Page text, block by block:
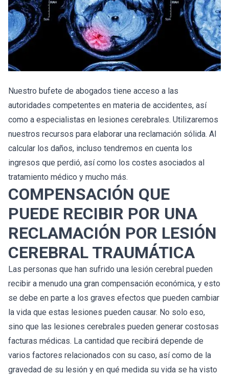
Nuestro bufete de abogados tiene acceso a las
autoridades competentes en materia de accidentes, así
como a especialistas en lesiones cerebrales. Utilizaremos
nuestros recursos para elaborar una reclamación sólida. Al
calcular los daños, incluso tendremos en cuenta los
ingresos que perdió, así como los costes asociados al
tratamiento médico y mucho más.
COMPENSACIÓN QUE
PUEDE RECIBIR POR UNA
RECLAMACIÓN POR LESIÓN
CEREBRAL TRAUMÁTICA
Las personas que han sufrido una lesión cerebral pueden
recibir a menudo una gran compensación económica, y esto
se debe en parte a los graves efectos que pueden cambiar
la vida que estas lesiones pueden causar. No solo eso,
sino que las lesiones cerebrales pueden generar costosas
facturas médicas. La cantidad que recibirá depende de
varios factores relacionados con su caso, así como de la
gravedad de su lesión y en qué medida su vida se ha visto